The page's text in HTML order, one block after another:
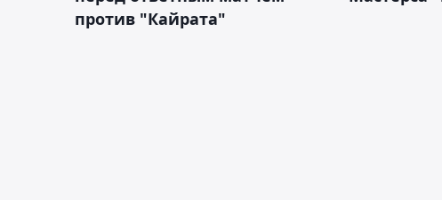
против "Кайрата"